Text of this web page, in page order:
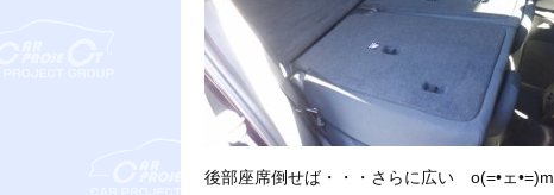
後部座席倒せば・・・さらに広い o(=•ェ•=)m